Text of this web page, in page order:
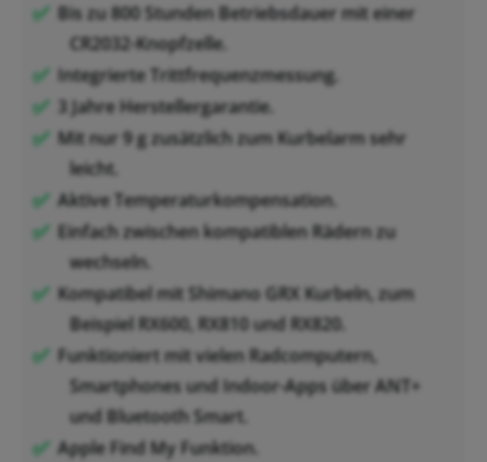
Bis zu 800 Stunden Betriebsdauer mit einer
CR2032-Knopfzelle.
Integrierte Trittfrequenzmessung.
3 Jahre Herstellergarantie.
Mit nur 9 g zusätzlich zum Kurbelarm sehr
leicht.
Aktive Temperaturkompensation.
Einfach zwischen kompatiblen Rädern zu
wechseln.
Kompatibel mit Shimano GRX Kurbeln, zum
Beispiel RX600, RX810 und RX820.
Funktioniert mit vielen Radcomputern,
Smartphones und Indoor-Apps über ANT+
und Bluetooth Smart.
Apple Find My Funktion.